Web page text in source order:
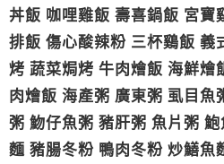
丼飯 咖哩雞飯 壽喜鍋飯 宮寶
排飯 傷心酸辣粉 三杯鷄飯 義
烤 蔬菜焗烤 牛肉燴飯 海鮮燴
肉燴飯 海產粥 廣東粥 虱目魚
粥 魩仔魚粥 豬肝粥 魚片粥
麵 豬腸冬粉 鴨肉冬粉 炒鱔魚